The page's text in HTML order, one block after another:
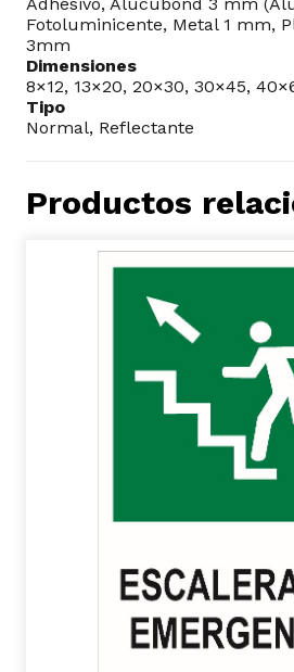
Fotoluminicente, Metal 1 mm,
3mm
Dimensiones
8×12, 13×20, 20×30, 30×45,
Tipo
Normal, Reflectante
Productos